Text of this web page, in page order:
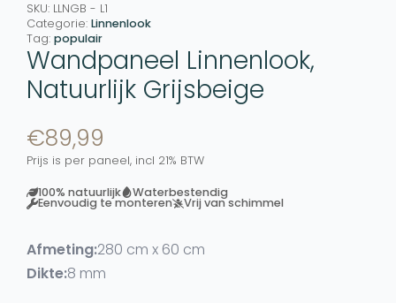
SKU: LLNGB - L1
Categorie: Linnenlook
Tag: populair
Wandpaneel Linnenlook,
Natuurlijk Grijsbeige
€89,99
Prijs is per paneel, incl 21% BTW
100% natuurlijk Waterbestendig
Eenvoudig te monteren Vrij van schimmel
Afmeting:280 cm x 60 cm
Dikte:8 mm